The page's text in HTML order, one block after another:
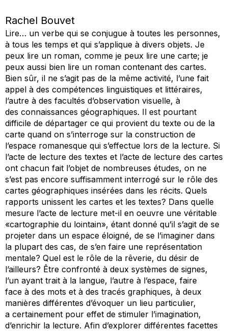
Rachel Bouvet
Lire… un verbe qui se conjugue à toutes les personnes,
à tous les temps et qui s’applique à divers objets. Je
peux lire un roman, comme je peux lire une carte; je
peux aussi bien lire un roman contenant des cartes.
Bien sûr, il ne s’agit pas de la même activité, l’une fait
appel à des compétences linguistiques et littéraires,
l’autre à des facultés d’observation visuelle, à
des connaissances géographiques. Il est pourtant
difficile de départager ce qui provient du texte ou de la
carte quand on s’interroge sur la construction de
l’espace romanesque qui s’effectue lors de la lecture. Si
l’acte de lecture des textes et l’acte de lecture des cartes
ont chacun fait l’objet de nombreuses études, on ne
s’est pas encore suffisamment interrogé sur le rôle des
cartes géographiques insérées dans les récits. Quels
rapports unissent les cartes et les textes? Dans quelle
mesure l’acte de lecture met-il en oeuvre une véritable
«cartographie du lointain», étant donné qu’il s’agit de se
projeter dans un espace éloigné, de se l’imaginer dans
la plupart des cas, de s’en faire une représentation
mentale? Quel est le rôle de la rêverie, du désir de
l’ailleurs? Être confronté à deux systèmes de signes,
l’un ayant trait à la langue, l’autre à l’espace, faire
face à des mots et à des tracés graphiques, à deux
manières différentes d’évoquer un lieu particulier,
a certainement pour effet de stimuler l’imagination,
d’enrichir la lecture. Afin d’explorer différentes facettes